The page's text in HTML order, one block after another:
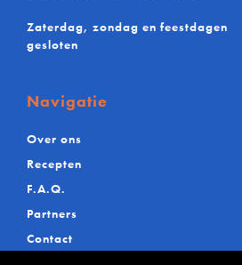
Zaterdag, zondag en feestdagen
gesloten
Navigatie
Over ons
Recepten
F.A.Q.
Partners
Contact